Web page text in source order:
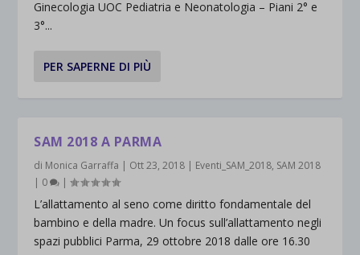
Ginecologia UOC Pediatria e Neonatologia – Piani 2° e
3°...
PER SAPERNE DI PIÙ
SAM 2018 A PARMA
di Monica Garraffa | Ott 23, 2018 | Eventi_SAM_2018, SAM 2018
| 0 |
L’allattamento al seno come diritto fondamentale del
bambino e della madre. Un focus sull’allattamento negli
spazi pubblici Parma, 29 ottobre 2018 dalle ore 16.30